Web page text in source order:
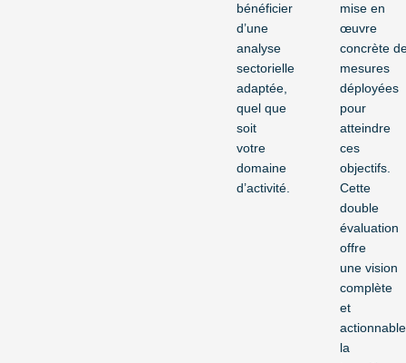
bénéficier
d’une
analyse
sectorielle
adaptée,
quel que
soit
votre
domaine
d’activité.
mise en
œuvre
concrète
mesures
déployées
pour
atteindre
ces
objectifs.
Cette
double
évaluation
offre
une vision
complète
et
la